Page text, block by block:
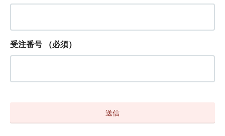
受注番号 （必須）